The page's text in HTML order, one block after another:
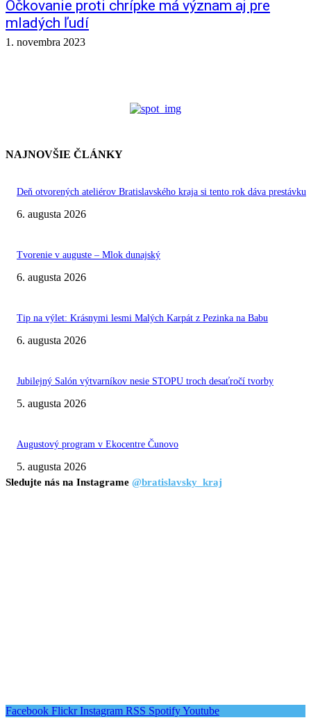
Očkovanie proti chrípke má význam aj pre
mladých ľudí
1. novembra 2023
NAJNOVŠIE ČLÁNKY
Deň otvorených ateliérov Bratislavského kraja si tento rok dáva prestávku
6. augusta 2026
Tvorenie v auguste – Mlok dunajský
6. augusta 2026
Tip na výlet: Krásnymi lesmi Malých Karpát z Pezinka na Babu
6. augusta 2026
Jubilejný Salón výtvarníkov nesie STOPU troch desaťročí tvorby
5. augusta 2026
Augustový program v Ekocentre Čunovo
5. augusta 2026
Sledujte nás na Instagrame @bratislavsky_kraj
Facebook Flickr Instagram RSS SpotifyYoutube